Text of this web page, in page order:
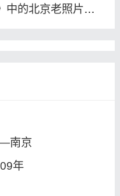
北京老照片（二）
南京
年